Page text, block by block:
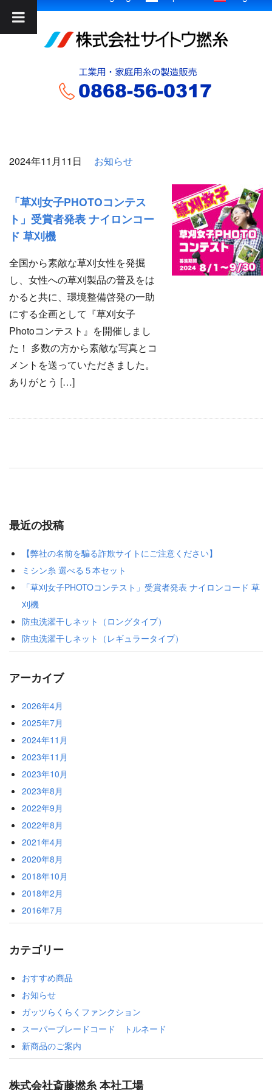
2024年11月11日 お知らせ
「草刈女子PHOTOコンテス
ト」受賞者発表 ナイロンコー
ド 草刈機
全国から素敵な草刈女性を発掘
し、女性への草刈製品の普及をは
かると共に、環境整備啓発の一助
にする企画として『草刈女子
Photoコンテスト』を開催しまし
た！ 多数の方から素敵な写真とコ
メントを送っていただきました。
ありがとう […]
最近の投稿
【弊社の名前を騙る詐欺サイトにご注意ください】
ミシン糸 選べる５本セット
「草刈女子PHOTOコンテスト」受賞者発表 ナイロンコード 草
刈機
防虫洗濯干しネット（ロングタイプ）
防虫洗濯干しネット（レギュラータイプ）
アーカイブ
2026年4月
2025年7月
2024年11月
2023年11月
2023年10月
2023年8月
2022年9月
2022年8月
2021年4月
2020年8月
2018年10月
2018年2月
2016年7月
カテゴリー
おすすめ商品
お知らせ
ガッツらくらくファンクション
スーパーブレードコード トルネード
新商品のご案内
株式会社斎藤撚糸 本社工場